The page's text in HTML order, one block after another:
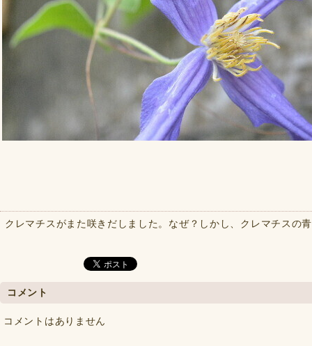
クレマチスがまた咲きだしました。なぜ？しかし、クレマチスの
コメント
コメントはありません